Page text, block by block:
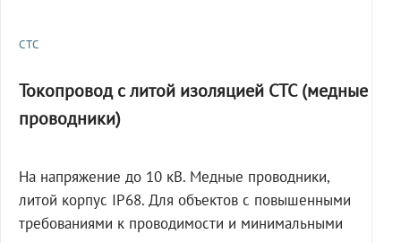
СТС
Токопровод с литой изоляцией СТС (медные
проводники)
На напряжение до 10 кВ. Медные проводники,
литой корпус IP68. Для объектов с повышенными
требованиями к проводимости и минимальными